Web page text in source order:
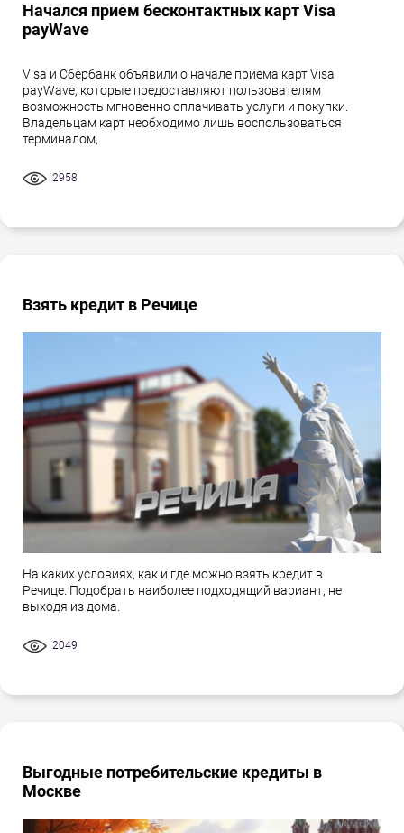
Начался прием бесконтактных карт Visa
payWave
Visa и Сбербанк объявили о начале приема карт Visa
payWave, которые предоставляют пользователям
возможность мгновенно оплачивать услуги и покупки.
Владельцам карт необходимо лишь воспользоваться
терминалом,
2958
Взять кредит в Речице
На каких условиях, как и где можно взять кредит в
Речице. Подобрать наиболее подходящий вариант, не
выходя из дома.
2049
Выгодные потребительские кредиты в
Москве